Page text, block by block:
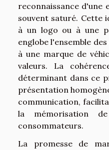
reconnaissance d'une
souvent saturé. Cette
à un logo ou à une
englobe l'ensemble
à une marque de
valeurs. La
déterminant dans ce
présentation
communication,
la mémorisation
consommateurs.
La promesse de